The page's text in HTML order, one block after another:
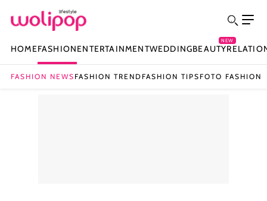
HOMEFASHIONENTERTAINMENTWEDDINGBEAUTY
NEW
FASHION NEWS FASHION TREND FASHION TIPS FOTO FASHION